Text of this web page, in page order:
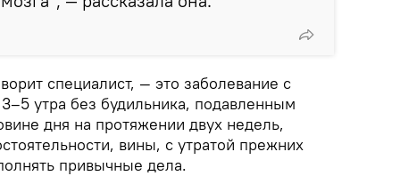
специалист, — это заболевание с
утра без будильника, подавленным
дня на протяжении двух недель,
вины, с утратой прежних
привычные дела.